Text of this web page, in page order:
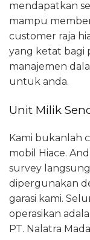
mendapatkan
mampu
customer raja
yang ketat bagi
manajemen
untuk anda.
Unit Milik
Kami bukanlah
mobil Hiace.
survey
dipergunakan
garasi kami.
operasikan
PT. Nalatra